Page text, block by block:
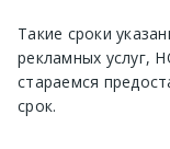
Такие сроки
рекламных услуг,
стараемся
срок.